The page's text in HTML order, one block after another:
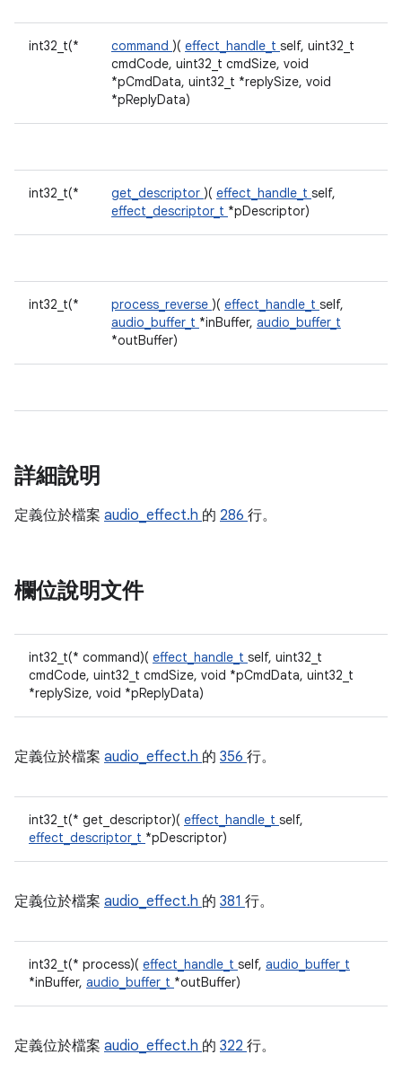
int32_t(* command )( effect_handle_t self, uint32_t
cmdCode, uint32_t cmdSize, void
*pCmdData, uint32_t *replySize, void
*pReplyData)
int32_t(* get_descriptor )( effect_handle_t self,
effect_descriptor_t *pDescriptor)
int32_t(* process_reverse )( effect_handle_t self,
audio_buffer_t *inBuffer, audio_buffer_t
*outBuffer)
詳細說明
定義位於檔案 audio_effect.h 的 286 行。
欄位說明文件
int32_t(* command)( effect_handle_t self, uint32_t
cmdCode, uint32_t cmdSize, void *pCmdData, uint32_t
*replySize, void *pReplyData)
定義位於檔案 audio_effect.h 的 356 行。
int32_t(* get_descriptor)( effect_handle_t self,
effect_descriptor_t *pDescriptor)
定義位於檔案 audio_effect.h 的 381 行。
int32_t(* process)( effect_handle_t self, audio_buffer_t
*inBuffer, audio_buffer_t *outBuffer)
定義位於檔案 audio_effect.h 的 322 行。